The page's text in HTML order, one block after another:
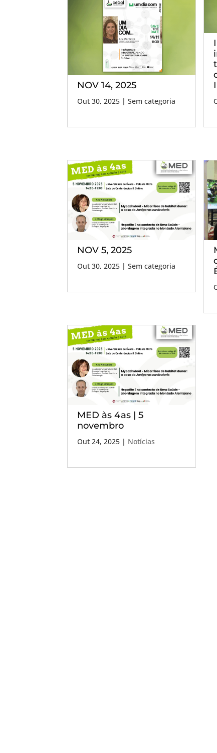
NOV 14, 2025
Out 30, 2025 | Sem categoria
NOV 5, 2025
Out 30, 2025 | Sem categoria
MED às 4as | 5
novembro
Out 24, 2025 | Notícias